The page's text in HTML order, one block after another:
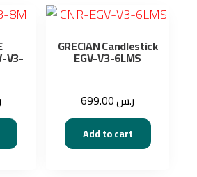
V3-
GRECIAN Candlestick
EGV-V3-6LMS
ر.س699.00
Add to cart